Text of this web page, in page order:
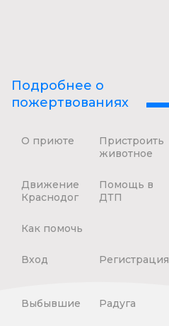
Подробнее о
пожертвованиях
О приюте
Пристроить
животное
Движение
Краснодог
Помощь в
ДТП
Как помочь
Вход Регистрация
Выбывшие Радуга